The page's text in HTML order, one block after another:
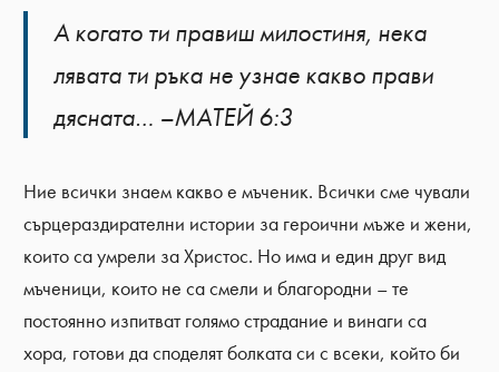
А когато ти правиш милостиня, нека
лявата ти ръка не узнае какво прави
дясната… –МАТЕЙ 6:3
Ние всички знаем какво е мъченик. Всички сме чували
сърцераздирателни истории за героични мъже и жени,
които са умрели за Христос. Но има и един друг вид
мъченици, които не са смели и благородни – те
постоянно изпитват голямо страдание и винаги са
хора, готови да споделят болката си с всеки, който би